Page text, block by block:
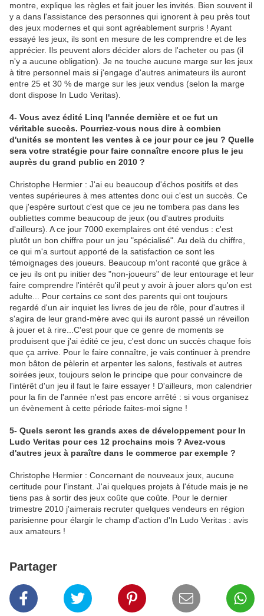
montre, explique les règles et fait jouer les invités. Bien souvent il
y a dans l'assistance des personnes qui ignorent à peu près tout
des jeux modernes et qui sont agréablement surpris ! Ayant
essayé les jeux, ils sont en mesure de les comprendre et de les
apprécier. Ils peuvent alors décider alors de l'acheter ou pas (il
n'y a aucune obligation). Je ne touche aucune marge sur les jeux
à titre personnel mais si j'engage d'autres animateurs ils auront
entre 25 et 30 % de marge sur les jeux vendus (selon la marge
dont dispose In Ludo Veritas).
4- Vous avez édité Linq l'année dernière et ce fut un
véritable succès. Pourriez-vous nous dire à combien
d'unités se montent les ventes à ce jour pour ce jeu ? Quelle
sera votre stratégie pour faire connaître encore plus le jeu
auprès du grand public en 2010 ?
Christophe Hermier : J'ai eu beaucoup d'échos positifs et des
ventes supérieures à mes attentes donc oui c'est un succès. Ce
que j'espère surtout c'est que ce jeu ne tombera pas dans les
oubliettes comme beaucoup de jeux (ou d'autres produits
d'ailleurs). A ce jour 7000 exemplaires ont été vendus : c'est
plutôt un bon chiffre pour un jeu "spécialisé". Au delà du chiffre,
ce qui m'a surtout apporté de la satisfaction ce sont les
témoignages des joueurs. Beaucoup m'ont raconté que grâce à
ce jeu ils ont pu initier des "non-joueurs" de leur entourage et leur
faire comprendre l'intérêt qu'il peut y avoir à jouer alors qu'on est
adulte... Pour certains ce sont des parents qui ont toujours
regardé d'un air inquiet les livres de jeu de rôle, pour d'autres il
s'agira de leur grand-mère avec qui ils auront passé un réveillon
à jouer et à rire...C'est pour que ce genre de moments se
produisent que j'ai édité ce jeu, c'est donc un succès chaque fois
que ça arrive. Pour le faire connaître, je vais continuer à prendre
mon bâton de pèlerin et arpenter les salons, festivals et autres
soirées jeux, toujours selon le principe que pour convaincre de
l'intérêt d'un jeu il faut le faire essayer ! D'ailleurs, mon calendrier
pour la fin de l'année n'est pas encore arrêté : si vous organisez
un évènement à cette période faites-moi signe !
5- Quels seront les grands axes de développement pour In
Ludo Veritas pour ces 12 prochains mois ? Avez-vous
d'autres jeux à paraître dans le commerce par exemple ?
Christophe Hermier : Concernant de nouveaux jeux, aucune
certitude pour l'instant. J'ai quelques projets à l'étude mais je ne
tiens pas à sortir des jeux coûte que coûte. Pour le dernier
trimestre 2010 j'aimerais recruter quelques vendeurs en région
parisienne pour élargir le champ d'action d'In Ludo Veritas : avis
aux amateurs !
Partager